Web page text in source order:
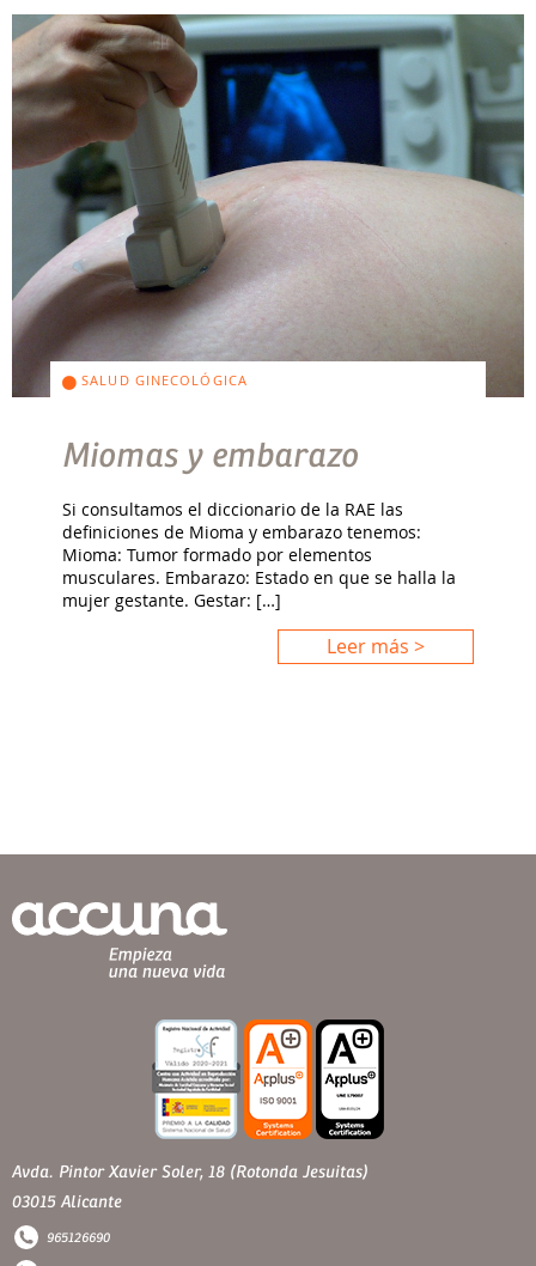
SALUD GINECOLÓGICA
Miomas y embarazo
Si consultamos el diccionario de la RAE las
definiciones de Mioma y embarazo tenemos:
Mioma: Tumor formado por elementos
musculares. Embarazo: Estado en que se halla la
mujer gestante. Gestar: […]
Leer más >
Avda. Pintor Xavier Soler, 18 (Rotonda Jesuitas)
03015 Alicante
965126690